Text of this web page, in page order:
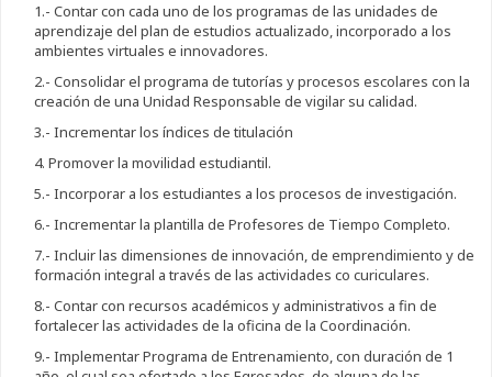
1.- Contar con cada uno de los programas de las unidades de
aprendizaje del plan de estudios actualizado, incorporado a los
ambientes virtuales e innovadores.
2.- Consolidar el programa de tutorías y procesos escolares con la
creación de una Unidad Responsable de vigilar su calidad.
3.- Incrementar los índices de titulación
4. Promover la movilidad estudiantil.
5.- Incorporar a los estudiantes a los procesos de investigación.
6.- Incrementar la plantilla de Profesores de Tiempo Completo.
7.- Incluir las dimensiones de innovación, de emprendimiento y de
formación integral a través de las actividades co curiculares.
8.- Contar con recursos académicos y administrativos a fin de
fortalecer las actividades de la oficina de la Coordinación.
9.- Implementar Programa de Entrenamiento, con duración de 1